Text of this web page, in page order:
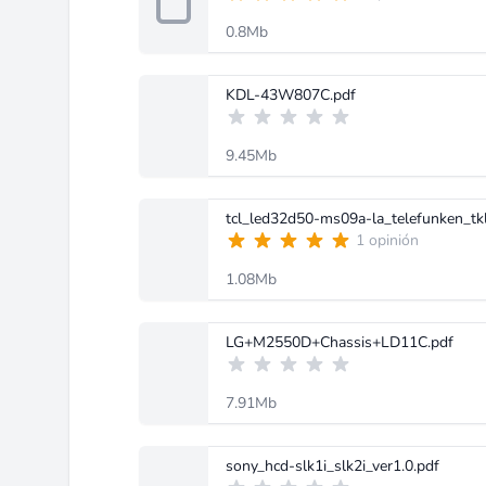
0.8Mb
KDL-43W807C.pdf
9.45Mb
tcl_led32d50-ms09a-
1 opinión
1.08Mb
LG+M2550D+Chassis+LD11C.pdf
7.91Mb
sony_hcd-slk1i_slk2i_ver1.0.pdf